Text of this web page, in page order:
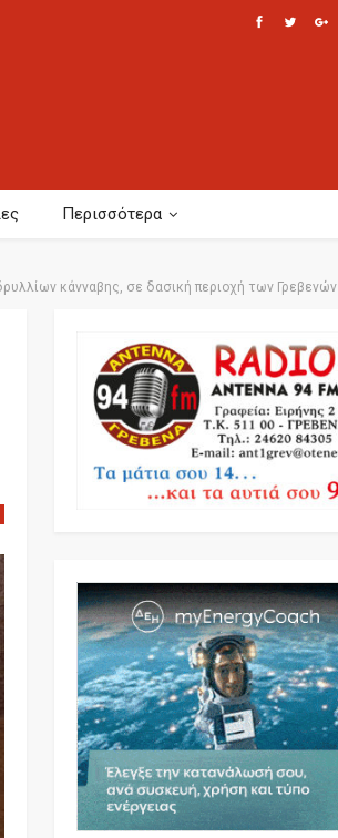
Περισσότερα
κάνναβης, σε δασική περιοχή των Γρεβενών